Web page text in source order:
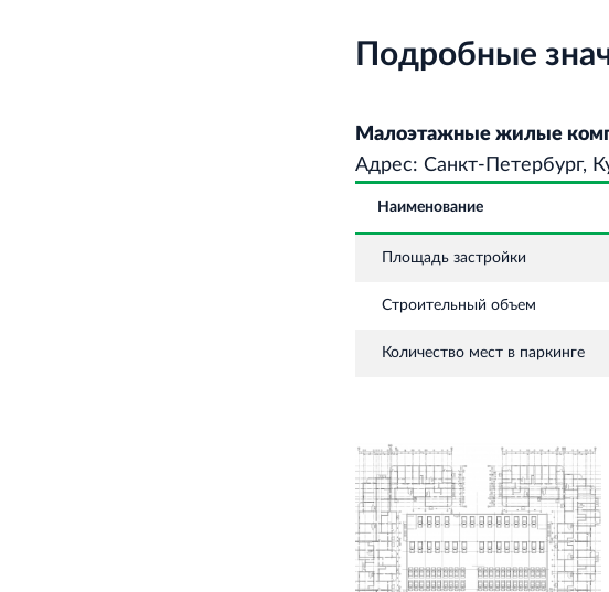
Подробные
Малоэтажные жилые
Адрес: Санкт-Петербург,
Наименование
Площадь застройки
Строительный объем
Количество мест в паркинге